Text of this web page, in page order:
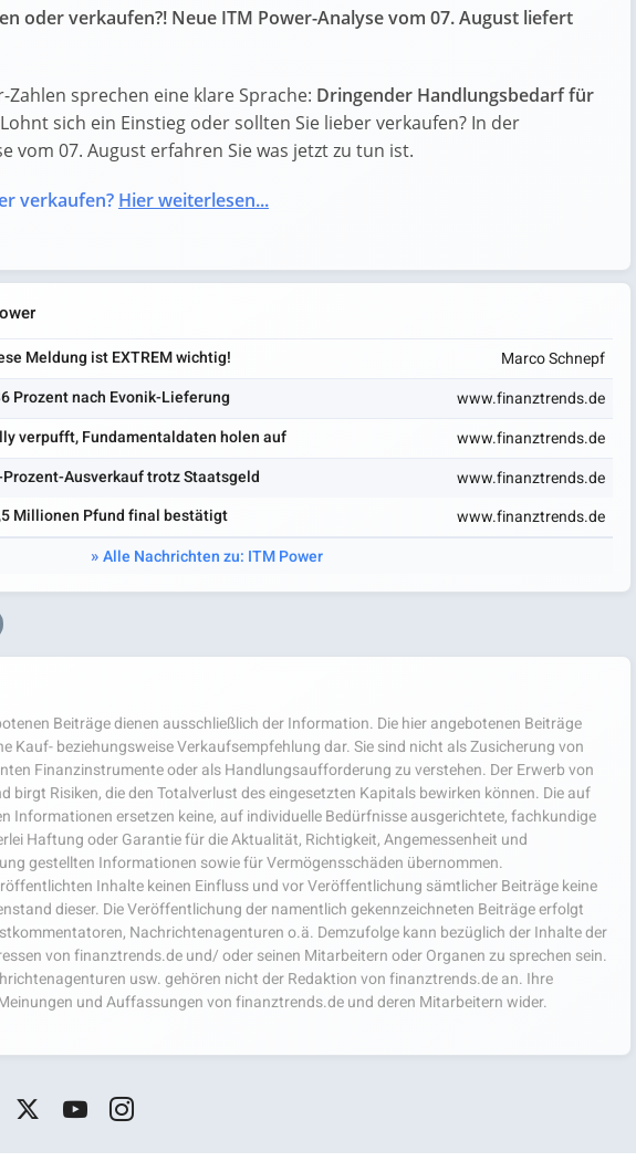
oder verkaufen?! Neue ITM Power-Analyse vom 07. August liefert
Zahlen sprechen eine klare Sprache: Dringender Handlungsbedarf für
sich ein Einstieg oder sollten Sie lieber verkaufen? In der
vom 07. August erfahren Sie was jetzt zu tun ist.
verkaufen? Hier weiterlesen...
Meldung ist EXTREM wichtig!
Marco Schnepf
Prozent nach Evonik-Lieferung
www.finanztrends.de
verpufft, Fundamentaldaten holen auf
www.finanztrends.de
Ausverkauf trotz Staatsgeld
www.finanztrends.de
Millionen Pfund final bestätigt
www.finanztrends.de
Alle Nachrichten zu: ITM Power
Beiträge dienen ausschließlich der Information. Die hier angebotenen Beiträge
Kauf- beziehungsweise Verkaufsempfehlung dar. Sie sind nicht als Zusicherung von
Finanzinstrumente oder als Handlungsaufforderung zu verstehen. Der Erwerb von
birgt Risiken, die den Totalverlust des eingesetzten Kapitals bewirken können. Die auf
Informationen ersetzen keine, auf individuelle Bedürfnisse ausgerichtete, fachkundige
Haftung oder Garantie für die Aktualität, Richtigkeit, Angemessenheit und
gestellten Informationen sowie für Vermögensschäden übernommen.
Inhalte keinen Einfluss und vor Veröffentlichung sämtlicher Beiträge keine
dieser. Die Veröffentlichung der namentlich gekennzeichneten Beiträge erfolgt
Nachrichtenagenturen o.ä. Demzufolge kann bezüglich der Inhalte der
von finanztrends.de und/ oder seinen Mitarbeitern oder Organen zu sprechen sein.
usw. gehören nicht der Redaktion von finanztrends.de an. Ihre
und Auffassungen von finanztrends.de und deren Mitarbeitern wider.